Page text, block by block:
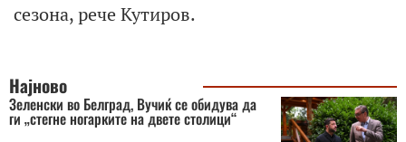
сезона, рече Кутиров.
Најново
Зеленски во Белград, Вучиќ се обидува да
ги „стегне ногарките на двете столици“